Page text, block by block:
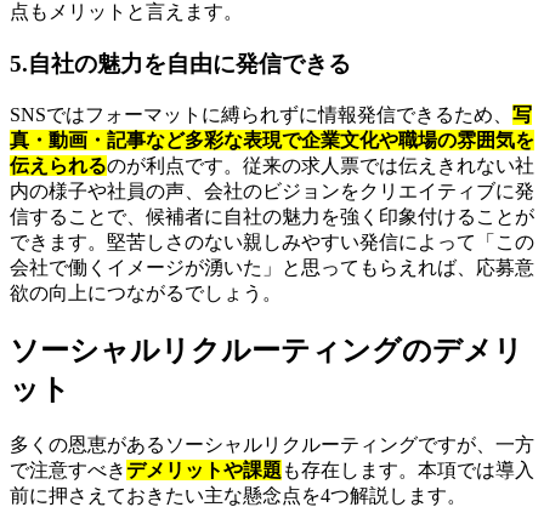
点もメリットと言えます。
5.自社の魅力を自由に発信できる
SNSではフォーマットに縛られずに情報発信できるため、 写
真・動画・記事など多彩な表現で企業文化や職場の雰囲気を
伝えられるのが利点です。従来の求人票では伝えきれない社
内の様子や社員の声、会社のビジョンをクリエイティブに発
信することで、候補者に自社の魅力を強く印象付けることが
できます。堅苦しさのない親しみやすい発信によって「この
会社で働くイメージが湧いた」と思ってもらえれば、応募意
欲の向上につながるでしょう。
ソーシャルリクルーティングのデメリ
ット
多くの恩恵があるソーシャルリクルーティングですが、一方
で注意すべきデメリットや課題 も存在します。本項では導入
前に押さえておきたい主な懸念点を4つ解説します。